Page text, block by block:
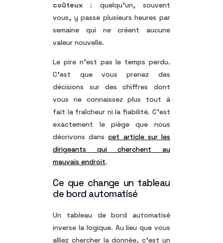
coûteux : quelqu’un, souvent
vous, y passe plusieurs heures par
semaine qui ne créent aucune
valeur nouvelle.
Le pire n’est pas le temps perdu.
C’est que vous prenez des
décisions sur des chiffres dont
vous ne connaissez plus tout à
fait la fraîcheur ni la fiabilité. C’est
exactement le piège que nous
décrivons danscet article sur les
dirigeants qui cherchent au
mauvais endroit.
Ce que change un tableau
de bord automatisé
Un tableau de bord automatisé
inverse la logique. Au lieu que vous
alliez chercher la donnée, c’est un